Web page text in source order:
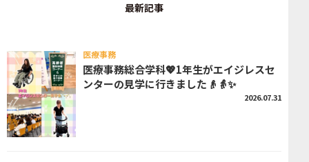
最新記事
医療事務
医療事務総合学科💖1年生がエイジレスセ
ンターの見学に行きました👴👵✨
2026.07.31